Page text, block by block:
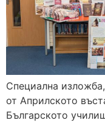
Специална
от Априлското
Българското